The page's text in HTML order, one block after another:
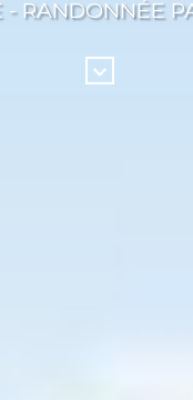
- RANDONNÉE